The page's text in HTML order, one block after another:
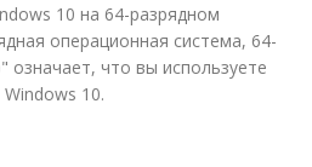
10 на 64-разрядном
операционная система, 64-
означает, что вы используете
10.